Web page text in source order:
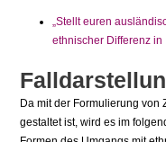
„Stellt euren
ethnischer Differenz in
Da mit der Formulierung
gestaltet ist, wird es im